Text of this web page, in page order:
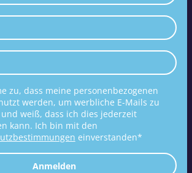
zu, dass meine personenbezogenen
werden, um werbliche E-Mails zu
weiß, dass ich dies jederzeit
kann. Ich bin mit den
einverstanden*
Anmelden